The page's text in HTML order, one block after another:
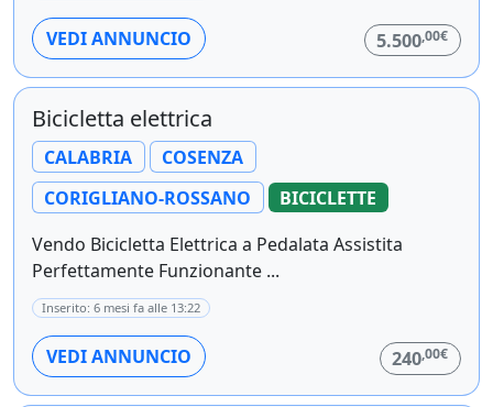
VEDI ANNUNCIO 5.500,00€
Bicicletta elettrica
CALABRIA
COSENZA
CORIGLIANO-ROSSANO
BICICLETTE
Vendo Bicicletta Elettrica a Pedalata Assistita
Perfettamente Funzionante ...
Inserito: 6 mesi fa alle 13:22
VEDI ANNUNCIO 240,00€